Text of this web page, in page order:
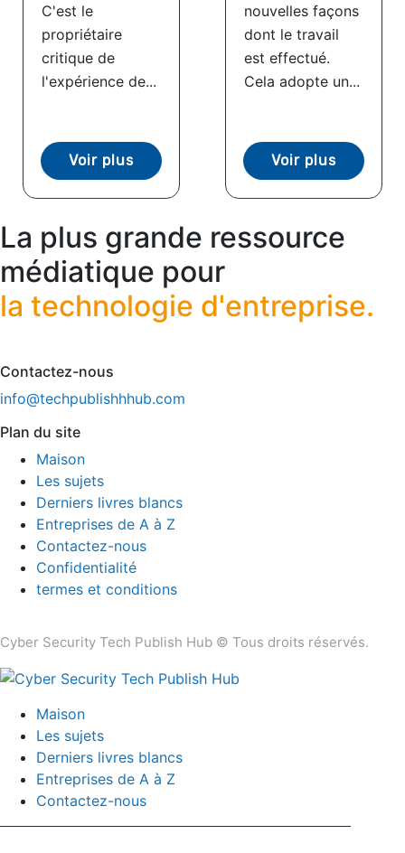
C'est le
propriétaire
critique de
l'expérience de...
Voir plus
nouvelles façons
dont le travail
est effectué.
Cela adopte un...
Voir plus
La plus grande ressource
médiatique pour
la technologie d'entreprise.
Contactez-nous
info@techpublishhhub.com
Plan du site
Maison
Les sujets
Derniers livres blancs
Entreprises de A à Z
Contactez-nous
Confidentialité
termes et conditions
Cyber ​​Security Tech Publish Hub © Tous droits réservés.
Maison
Les sujets
Derniers livres blancs
Entreprises de A à Z
Contactez-nous